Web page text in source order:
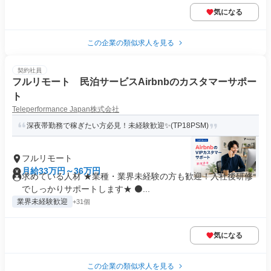
気になる
この企業の類似求人を見る
契約社員
フルリモート 民泊サービスAirbnbのカスタマーサポー
ト
Teleperformance Japan株式会社
深夜帯勤務で稼ぎたい方必見！未経験歓迎✨(TP18PSM)
フルリモート
月給33万円～36万円
求めている人材 ★業種・業界未経験の方も歓迎！入社後研修
でしっかりサポートします★ ⚫...
業界未経験歓迎 +31個
気になる
この企業の類似求人を見る